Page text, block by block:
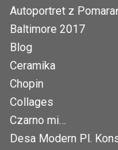
Autoportret z
Baltimore 2017
Blog
Ceramika
Chopin
Collages
Czarno mi…
Desa Modern Pl.